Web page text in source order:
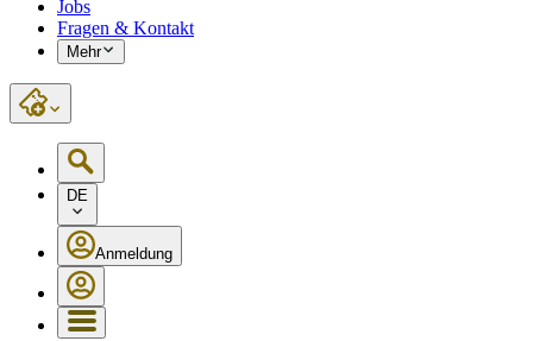
Jobs
Fragen & Kontakt
Mehr
DE
Anmeldung